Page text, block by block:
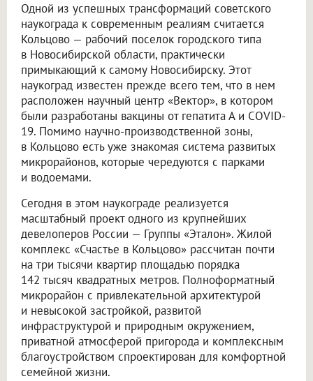
Одной из успешных трансформаций советского
наукограда к современным реалиям считается
Кольцово — рабочий поселок городского типа
в Новосибирской области, практически
примыкающий к самому Новосибирску. Этот
наукоград известен прежде всего тем, что в нем
расположен научный центр «Вектор», в котором
были разработаны вакцины от гепатита А и COVID-
19. Помимо научно-производственной зоны,
в Кольцово есть уже знакомая система развитых
микрорайонов, которые чередуются с парками
и водоемами.
Сегодня в этом наукограде реализуется
масштабный проект одного из крупнейших
девелоперов России — Группы «Эталон». Жилой
комплекс «Счастье в Кольцово» рассчитан почти
на три тысячи квартир площадью порядка
142 тысяч квадратных метров. Полноформатный
микрорайон с привлекательной архитектурой
и невысокой застройкой, развитой
инфраструктурой и природным окружением,
приватной атмосферой пригорода и комплексным
благоустройством спроектирован для комфортной
семейной жизни.